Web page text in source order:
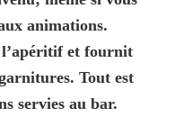
animations.
et fournit
Tout est
servies au bar.